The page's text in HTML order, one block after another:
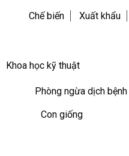
Chế biến Xuất khẩu
Khoa học kỹ thuật
Phòng ngừa dịch bệnh
Con giống